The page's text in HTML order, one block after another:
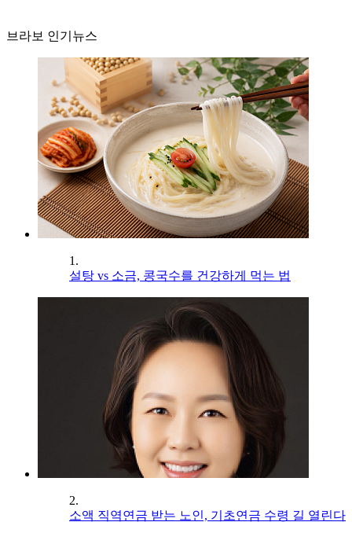
브라보 인기뉴스
1.
설탕 vs 소금, 콩국수를 건강하게 먹는 법
2.
소액 직역연금 받는 노인, 기초연금 수령 길 열린다